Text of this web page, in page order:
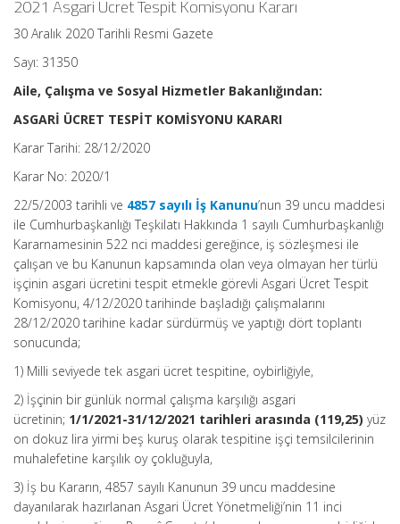
2021 Asgari Ücret Tespit Komisyonu Kararı
30 Aralık 2020 Tarihli Resmi Gazete
Sayı: 31350
Aile, Çalışma ve Sosyal Hizmetler Bakanlığından:
ASGARİ ÜCRET TESPİT KOMİSYONU KARARI
Karar Tarihi: 28/12/2020
Karar No: 2020/1
22/5/2003 tarihli ve 4857 sayılı İş Kanunu’nun 39 uncu maddesi
ile Cumhurbaşkanlığı Teşkilatı Hakkında 1 sayılı Cumhurbaşkanlığı
Kararnamesinin 522 nci maddesi gereğince, iş sözleşmesi ile
çalışan ve bu Kanunun kapsamında olan veya olmayan her türlü
işçinin asgari ücretini tespit etmekle görevli Asgari Ücret Tespit
Komisyonu, 4/12/2020 tarihinde başladığı çalışmalarını
28/12/2020 tarihine kadar sürdürmüş ve yaptığı dört toplantı
sonucunda;
1) Milli seviyede tek asgari ücret tespitine, oybirliğiyle,
2) İşçinin bir günlük normal çalışma karşılığı asgari
ücretinin; 1/1/2021-31/12/2021 tarihleri arasında (119,25) yüz
on dokuz lira yirmi beş kuruş olarak tespitine işçi temsilcilerinin
muhalefetine karşılık oy çokluğuyla,
3) İş bu Kararın, 4857 sayılı Kanunun 39 uncu maddesine
dayanılarak hazırlanan Asgari Ücret Yönetmeliği’nin 11 inci